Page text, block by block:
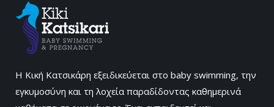
Η Κική Κατσικάρη εξειδικεύεται στο baby swimming, την
εγκυμοσύνη και τη λοχεία παραδίδοντας καθημερινά